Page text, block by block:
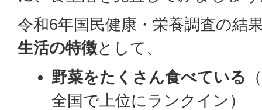
令和6年国民健康・栄養調査の結
生活の特徴として、
野菜をたくさん食べている
全国で上位にランクイン）